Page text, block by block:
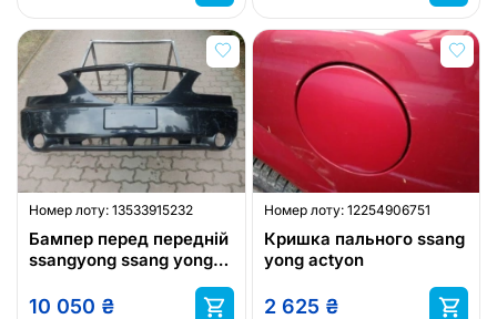
Номер лоту: 13533915232
Бампер перед передній
ssangyong ssang yong
10 050 ₴
Номер лоту: 12254906751
Кришка пального ssang
yong actyon
2 625 ₴